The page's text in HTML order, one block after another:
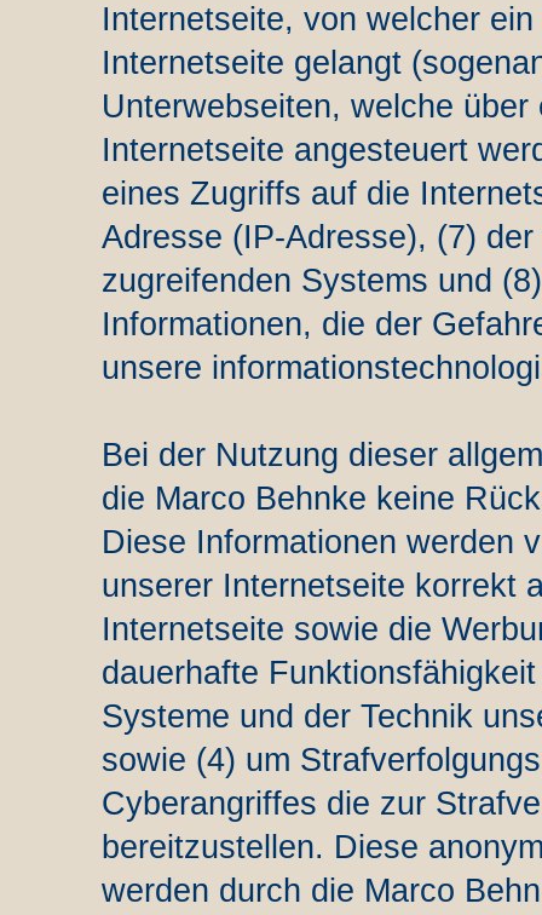
Internetseite, von welcher
Internetseite gelangt
Unterwebseiten, welche
Internetseite angesteuert
eines Zugriffs auf die
Adresse (IP-Adresse), (7)
zugreifenden Systems und
Informationen, die der
unsere
Bei der Nutzung dieser
die Marco Behnke keine
Diese Informationen werden
unserer Internetseite korrekt
Internetseite sowie die
dauerhafte
Systeme und der Technik
sowie (4) um
Cyberangriffes die zur
bereitzustellen. Diese
werden durch die Marco